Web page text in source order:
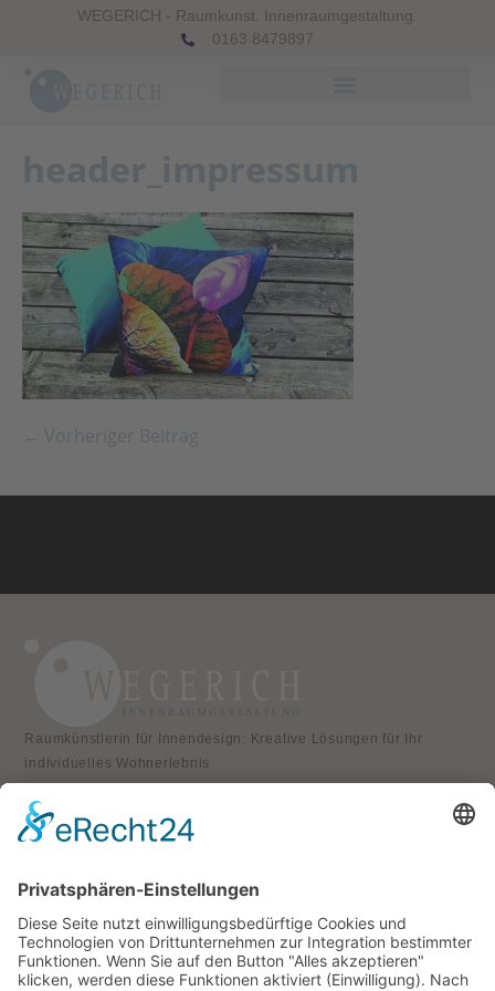
WEGERICH - Raumkunst. Innenraumgestaltung.
0163 8479897
Raumkünstlerin für Innendesign: Kreative Lösungen für Ihr
individuelles Wohnerlebnis
KONTAKT
Atelier für Innenraumgestaltung
Am Born 9
Telefon: 0163 8479897
RECHTLICHES
Impressum